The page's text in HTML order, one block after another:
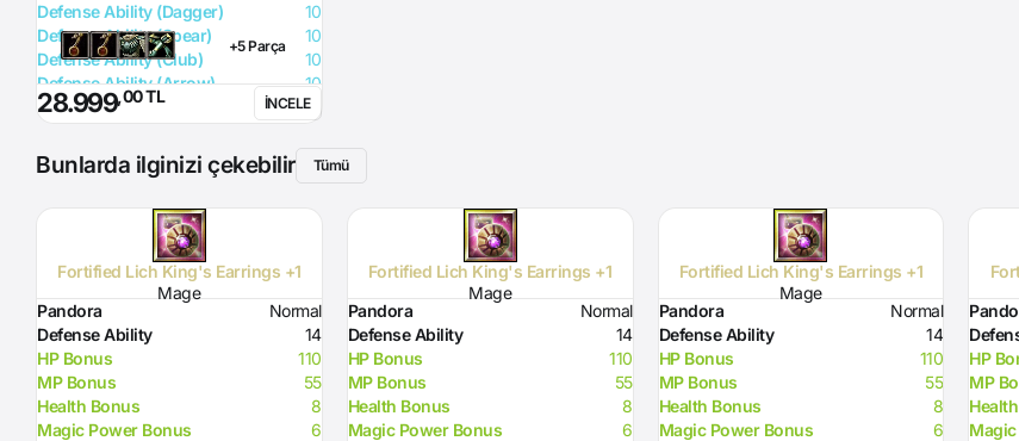
Defense Ability (Dagger)
10
Defense Ability (Spear)
10
Defense Ability (Club)
10
Defense Ability (Arrow)
10
Defense Ability (Axe)
10
+5 Parça
28.999,00 TL İNCELE
Bunlarda ilginizi çekebilir Tümü
Fortified Lich King's Earrings +1
Mage
Pandora
Normal
Defense Ability
14
HP Bonus
110
MP Bonus
55
Health Bonus
8
Magic Power Bonus
6
Fortified Lich King's Earrings +1
Mage
Pandora
Normal
Defense Ability
14
HP Bonus
110
MP Bonus
55
Health Bonus
8
Magic Power Bonus
6
Fortified Lich King's Earrings +1
Mage
Pandora
Normal
Defense Ability
14
HP Bonus
110
MP Bonus
55
Health Bonus
8
Magic Power Bonus
6
HP
MP